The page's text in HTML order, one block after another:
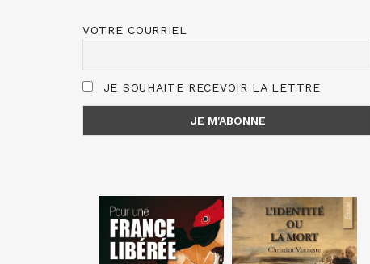
VOTRE COURRIEL
JE SOUHAITE RECEVOIR LA LETTRE